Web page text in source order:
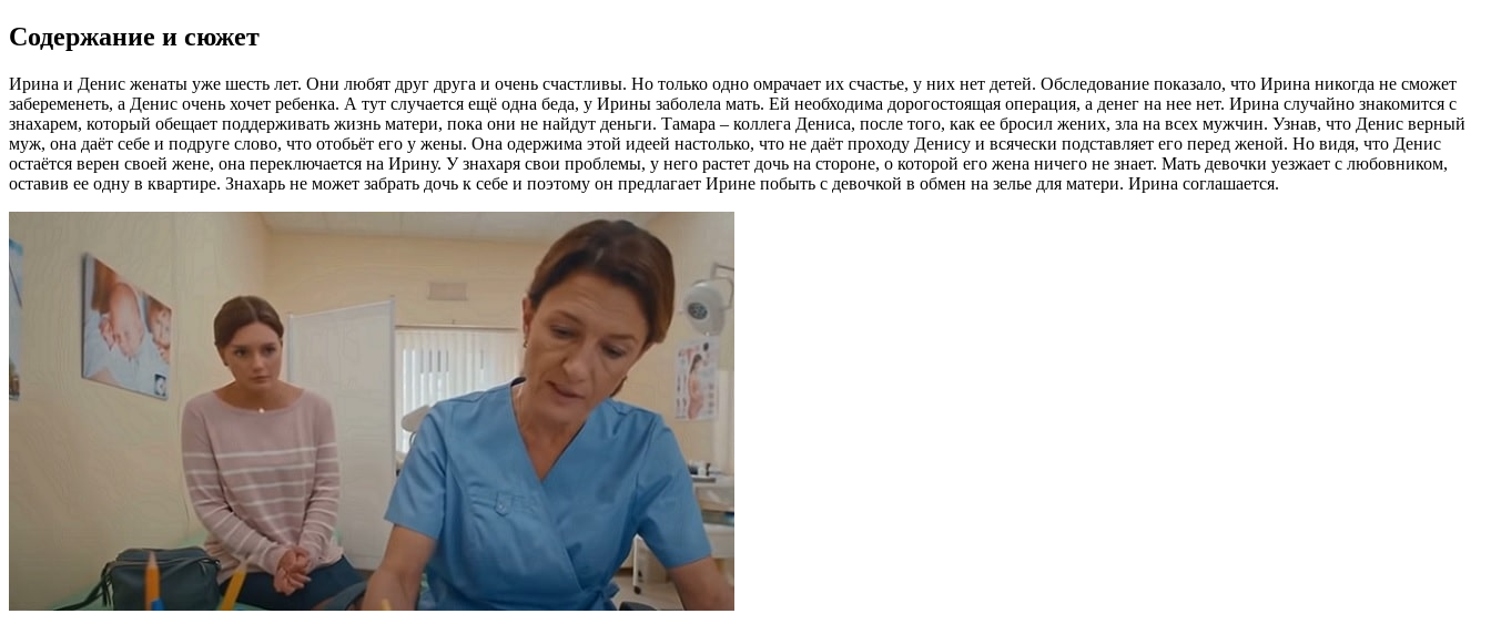
Содержание и сюжет
Ирина и Денис женаты уже шесть лет. Они любят друг друга и очень счастливы. Но только одно омрачает их счастье, у них нет детей. Обследование показало, что Ирина никогда не сможет
забеременеть, а Денис очень хочет ребенка. А тут случается ещё одна беда, у Ирины заболела мать. Ей необходима дорогостоящая операция, а денег на нее нет. Ирина случайно знакомится с
знахарем, который обещает поддерживать жизнь матери, пока они не найдут деньги. Тамара – коллега Дениса, после того, как ее бросил жених, зла на всех мужчин. Узнав, что Денис верный
муж, она даёт себе и подруге слово, что отобьёт его у жены. Она одержима этой идеей настолько, что не даёт проходу Денису и всячески подставляет его перед женой. Но видя, что Денис
остаётся верен своей жене, она переключается на Ирину. У знахаря свои проблемы, у него растет дочь на стороне, о которой его жена ничего не знает. Мать девочки уезжает с любовником,
оставив ее одну в квартире. Знахарь не может забрать дочь к себе и поэтому он предлагает Ирине побыть с девочкой в обмен на зелье для матери. Ирина соглашается.